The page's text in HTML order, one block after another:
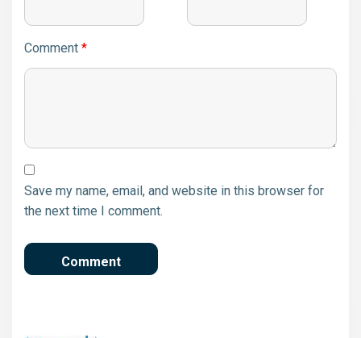
Comment *
Save my name, email, and website in this browser for
the next time I comment.